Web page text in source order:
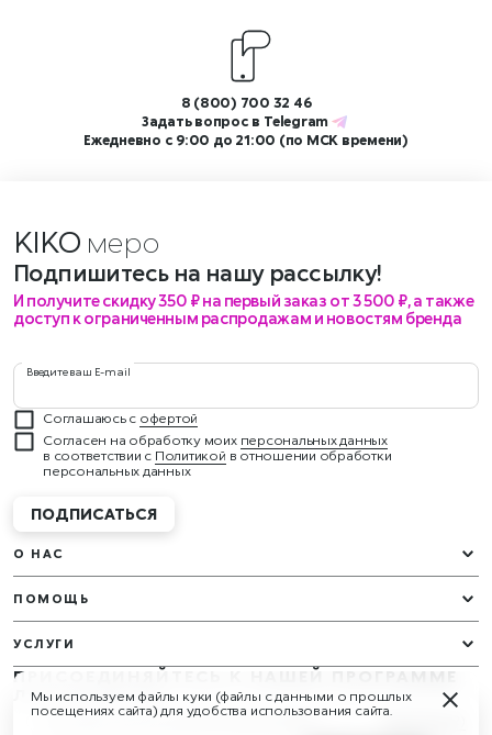
05 НеВинная Крошка/05 Burgundy Babe Изменить (2)
8 (800) 700 32 46
Задать вопрос в Telegram
Ежедневно с 9:00 до 21:00 (по МСК времени)
KIKO меропр
Подпишитесь на нашу рассылку!
И получите скидку 350 ₽ на первый заказ от 3 500 ₽, а также
доступ к ограниченным распродажам и новостям бренда
Введите ваш E-mail
Соглашаюсь с офертой
Согласен на обработку моих персональных данных
в соответствии с Политикой в отношении обработки
персональных данных
ПОДПИСАТЬСЯ
ПРИСОЕДИНЯЙТЕСЬ К НАШЕЙ ПРОГРАММЕ
ЛОЯЛЬНОСТИ
У вас будут эксклюзивные подарки и награды круглый год!
УСЛУГИ
О НАС
ПОМОЩЬ
Мы используем файлы куки (файлы с данными о прошлых
посещениях сайта) для удобства использования сайта.